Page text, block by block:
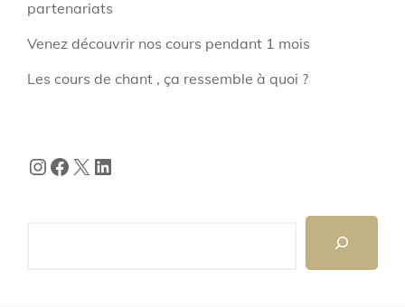
partenariats
Venez découvrir nos cours pendant 1 mois
Les cours de chant , ça ressemble à quoi ?
Instagram
Facebook
X LinkedIn